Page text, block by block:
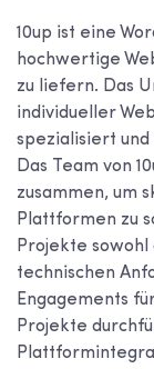
10up ist eine
hochwertige
zu liefern. Das
individueller
spezialisiert
Das Team von
zusammen, um
Plattformen zu
Projekte sowohl
technischen
Engagements
Projekte